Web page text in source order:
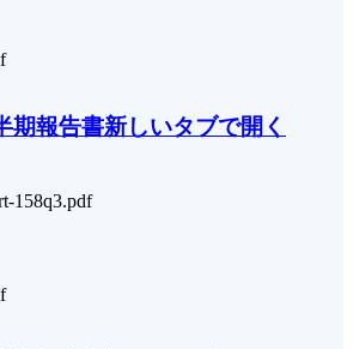
期報告書新しいタブで開く
158q3.pdf